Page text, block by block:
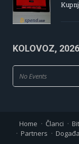
KOLOVOZ, 2026
No Events
Home Članci
Partners